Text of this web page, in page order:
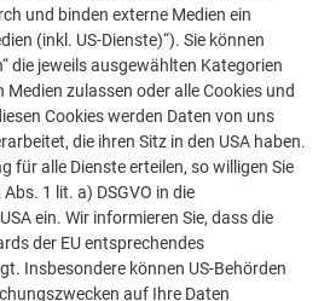
bietet eine harmonische
durch ihre Robustheit,
Gestaltung für jedes
und binden externe Medien ein
(inkl. US-Dienste)“). Sie können
die jeweils ausgewählten Kategorien
zulassen oder alle Cookies und
Cookies werden Daten von uns
die ihren Sitz in den USA haben.
für alle Dienste erteilen, so willigen Sie
1 lit. a) DSGVO in die
ein. Wir informieren Sie, dass die
der EU entsprechendes
Insbesondere können US-Behörden
auf Ihre Daten